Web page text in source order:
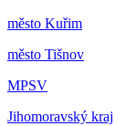
město Kuřim
město Tišnov
MPSV
Jihomoravský kraj